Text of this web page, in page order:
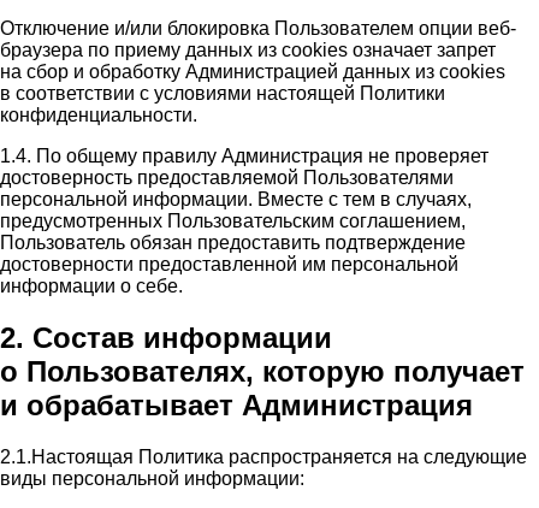
Отключение и/или блокировка Пользователем опции веб-
браузера по приему данных из cookies означает запрет
на сбор и обработку Администрацией данных из cookies
в соответствии с условиями настоящей Политики
конфиденциальности.
1.4. По общему правилу Администрация не проверяет
достоверность предоставляемой Пользователями
персональной информации. Вместе с тем в случаях,
предусмотренных Пользовательским соглашением,
Пользователь обязан предоставить подтверждение
достоверности предоставленной им персональной
информации о себе.
2. Состав информации
о Пользователях, которую получает
и обрабатывает Администрация
2.1.Настоящая Политика распространяется на следующие
виды персональной информации: